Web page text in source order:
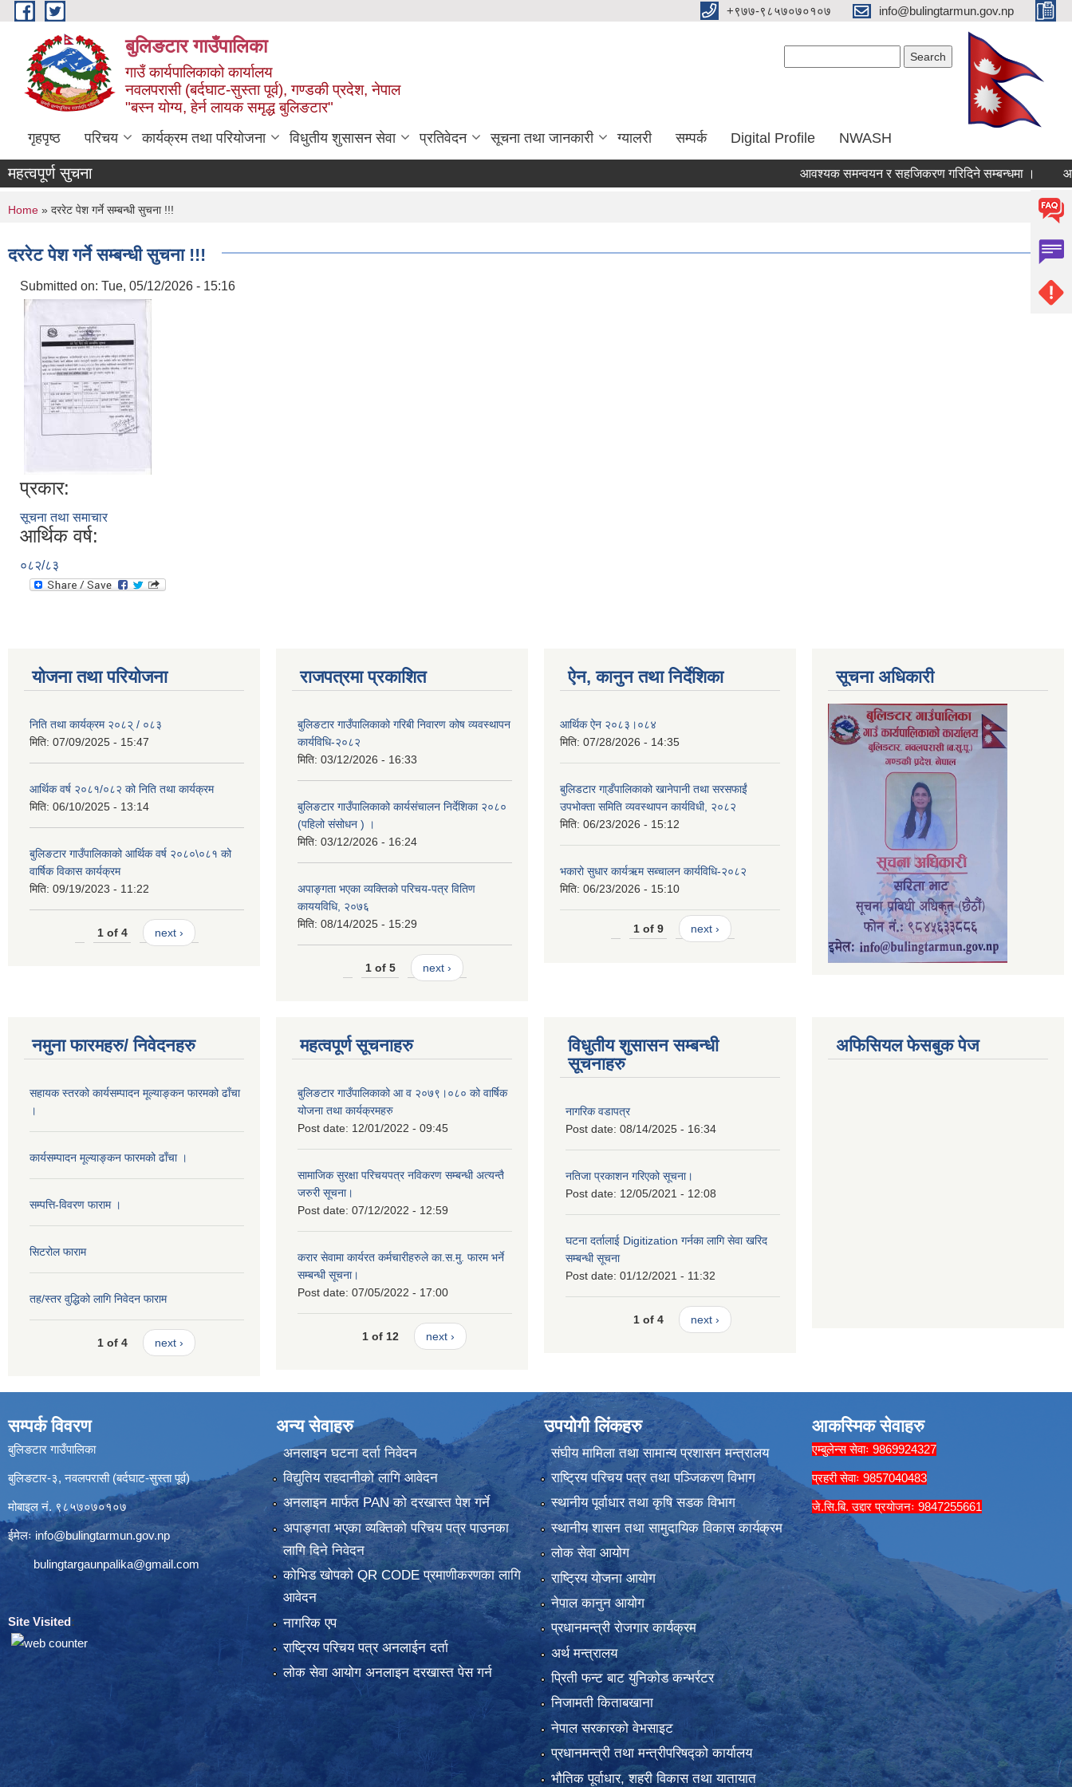
Skip to main content ‌+९७७-९८५७०७०१०७ info@bulingtarmun.gov.np
बुलिङटार गाउँपालिका
गाउँ कार्यपालिकाको कार्यालय
नवलपरासी (बर्दघाट-सुस्ता पूर्व), गण्डकी प्रदेश, नेपाल
"बस्न योग्य, हेर्न लायक समृद्ध बुलिङटार"
गृहपृष्ठ परिचय कार्यक्रम तथा परियोजना विधुतीय शुसासन सेवा प्रतिवेदन सूचना तथा जानकारी ग्यालरी सम्पर्क Digital Profile NWASH
महत्वपूर्ण सुचना आवश्यक समन्वयन र सहजिकरण गरिदिने सम्बन्धमा । आर्थिक
You are here
Home » दररेट पेश गर्ने सम्बन्धी सुचना !!!
दररेट पेश गर्ने सम्बन्धी सुचना !!!
Submitted on: Tue, 05/12/2026 - 15:16
प्रकार:
सूचना तथा समाचार
आर्थिक वर्ष:
०८२/८३
योजना तथा परियोजना
निति तथा कार्यक्रम २०८२् / ०८३
मिति: 07/09/2025 - 15:47
आर्थिक वर्ष २०८१/०८२ को निति तथा कार्यक्रम
मिति: 06/10/2025 - 13:14
बुलिङटार गाउँपालिकाको आर्थिक वर्ष २०८०\०८१ को
वार्षिक विकास कार्यक्रम
मिति: 09/19/2023 - 11:22
1 of 4 next ›
राजपत्रमा प्रकाशित
बुलिङटार गाउँपालिकाको गरिबी निवारण कोष व्यवस्थापन
कार्यविधि-२०८२
मिति: 03/12/2026 - 16:33
बुलिङटार गाउँपालिकाको कार्यसंचालन निर्देशिका २०८०
(पहिलो संसोधन ) ।
मिति: 03/12/2026 - 16:24
अपाङ्गता भएका व्यक्तिको परिचय-पत्र वितिण
काययविधि, २०७६
मिति: 08/14/2025 - 15:29
1 of 5 next ›
ऐन, कानुन तथा निर्देशिका
आर्थिक ऐन २०८३।०८४
मिति: 07/28/2026 - 14:35
बुलिडटार गा्डँपालिकाको खानेपानी तथा सरसफाईं
उपभोक्ता समिति व्यवस्थापन कार्यविधी, २०८२
मिति: 06/23/2026 - 15:12
भकारो सुधार कार्यऋम सब्चालन कार्यविधि-२०८२
मिति: 06/23/2026 - 15:10
1 of 9 next ›
सूचना अधिकारी
नमुना फारमहरु/ निवेदनहरु
सहायक स्तरको कार्यसम्पादन मूल्याङ्कन फारमको ढाँचा
।
कार्यसम्पादन मूल्याङ्कन फारमको ढाँचा ।
सम्पत्ति-विवरण फाराम ।
सिटरोल फाराम
तह/स्तर वुद्धिको लागि निवेदन फाराम
1 of 4 next ›
महत्वपूर्ण सूचनाहरु
बुलिङटार गाउँपालिकाको आ व २०७९।०८० को वार्षिक
योजना तथा कार्यक्रमहरु
Post date: 12/01/2022 - 09:45
सामाजिक सुरक्षा परिचयपत्र नविकरण सम्बन्धी अत्यन्तै
जरुरी सूचना।
Post date: 07/12/2022 - 12:59
करार सेवामा कार्यरत कर्मचारीहरुले का.स.मु. फारम भर्ने
सम्बन्धी सूचना।
Post date: 07/05/2022 - 17:00
1 of 12 next ›
विधुतीय शुसासन सम्बन्धी
सूचनाहरु
नागरिक वडापत्र
Post date: 08/14/2025 - 16:34
नतिजा प्रकाशन गरिएको सूचना।
Post date: 12/05/2021 - 12:08
घटना दर्तालाई Digitization गर्नका लागि सेवा खरिद
सम्बन्धी सूचना
Post date: 01/12/2021 - 11:32
1 of 4 next ›
अफिसियल फेसबुक पेज
सम्पर्क विवरण
बुलिङटार गाउँपालिका
बुलिङटार-३, नवलपरासी (बर्दघाट-सुस्ता पूर्व)
मोबाइल नं. ९८५७०७०१०७
ईमेलः info@bulingtarmun.gov.np
bulingtargaunpalika@gmail.com
Site Visited:
अन्य सेवाहरु
अनलाइन घटना दर्ता निवेदन
विद्युतिय राहदानीको लागि आवेदन
अनलाइन मार्फत PAN को दरखास्त पेश गर्ने
अपाङ्गता भएका व्यक्तिको परिचय पत्र पाउनका
लागि दिने निवेदन
कोभिड खोपको QR CODE प्रमाणीकरणका लागि
आवेदन
नागरिक एप
राष्ट्रिय परिचय पत्र अनलाईन दर्ता
लोक सेवा आयोग अनलाइन दरखास्त पेस गर्न
उपयोगी लिंकहरु
संघीय मामिला तथा सामान्य प्रशासन मन्त्रालय
राष्ट्रिय परिचय पत्र तथा पञ्जिकरण विभाग
स्थानीय पूर्वाधार तथा कृषि सडक विभाग
स्थानीय शासन तथा सामुदायिक विकास कार्यक्रम
लोक सेवा आयोग
राष्ट्रिय योजना आयोग
नेपाल कानुन आयोग
प्रधानमन्त्री रोजगार कार्यक्रम
अर्थ मन्त्रालय
प्रिती फन्ट बाट युनिकोड कन्भर्रटर
निजामती किताबखाना
नेपाल सरकारको वेभसाइट
प्रधानमन्त्री तथा मन्त्रीपरिषद्को कार्यालय
भौतिक पूर्वाधार, शहरी विकास तथा यातायात
आकस्मिक सेवाहरु
एम्बुलेन्स सेवाः 9869924327
प्रहरी सेवाः 9857040483
जे.सि.बि. उद्दार प्रयोजनः 9847255661